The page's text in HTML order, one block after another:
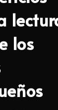
los